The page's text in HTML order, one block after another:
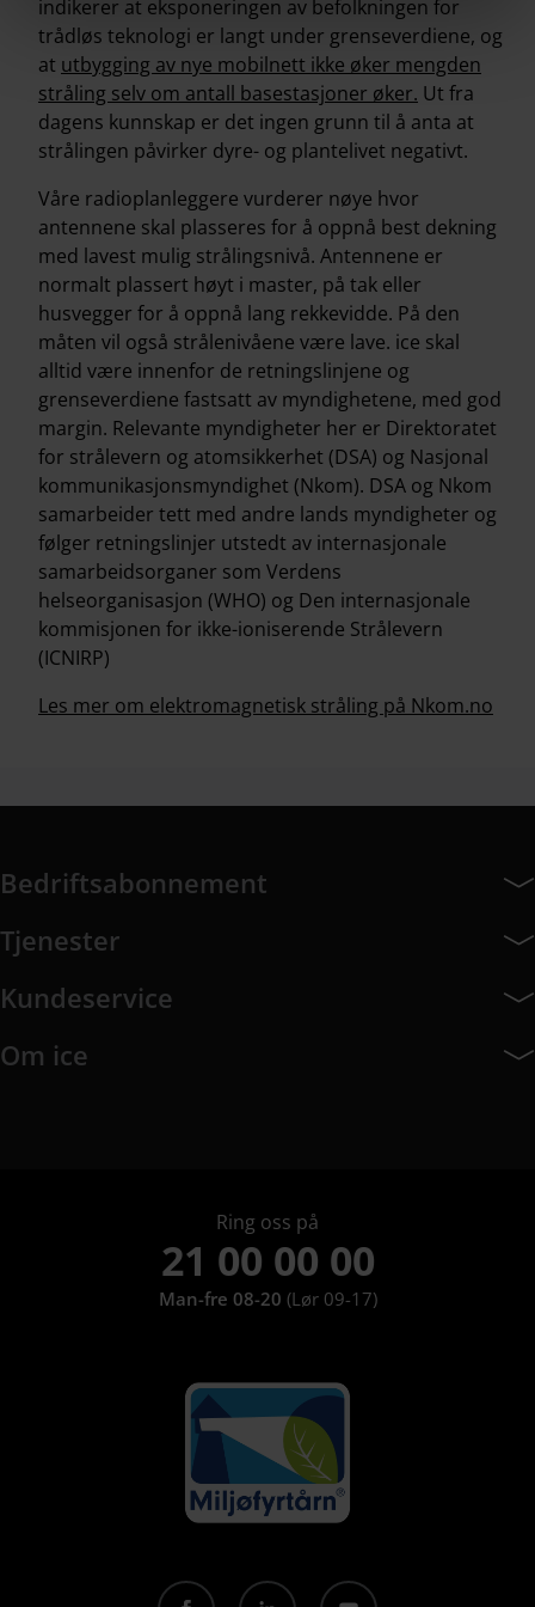
indikerer at eksponeringen av befolkningen for
trådløs teknologi er langt under grenseverdiene, og
at utbygging av nye mobilnett ikke øker mengden
stråling selv om antall basestasjoner øker. Ut fra
dagens kunnskap er det ingen grunn til å anta at
strålingen påvirker dyre- og plantelivet negativt.
Våre radioplanleggere vurderer nøye hvor
antennene skal plasseres for å oppnå best dekning
med lavest mulig strålingsnivå. Antennene er
normalt plassert høyt i master, på tak eller
husvegger for å oppnå lang rekkevidde. På den
måten vil også strålenivåene være lave. ice skal
alltid være innenfor de retningslinjene og
grenseverdiene fastsatt av myndighetene, med god
margin. Relevante myndigheter her er Direktoratet
for strålevern og atomsikkerhet (DSA) og Nasjonal
kommunikasjonsmyndighet (Nkom). DSA og Nkom
samarbeider tett med andre lands myndigheter og
følger retningslinjer utstedt av internasjonale
samarbeidsorganer som Verdens
helseorganisasjon (WHO) og Den internasjonale
kommisjonen for ikke-ioniserende Strålevern
(ICNIRP)
Les mer om elektromagnetisk stråling på Nkom.no
Bedriftsabonnement
Tjenester
Kundeservice
Om ice
Ring oss på
21 00 00 00
Man-fre 08-20 (Lør 09-17)